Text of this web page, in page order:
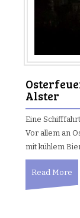
Alster
Eine
Vor allem an
mit kühlem
Read More